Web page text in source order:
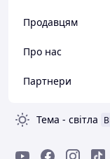
Продавцям
Про нас
Партнери
Тема - світла